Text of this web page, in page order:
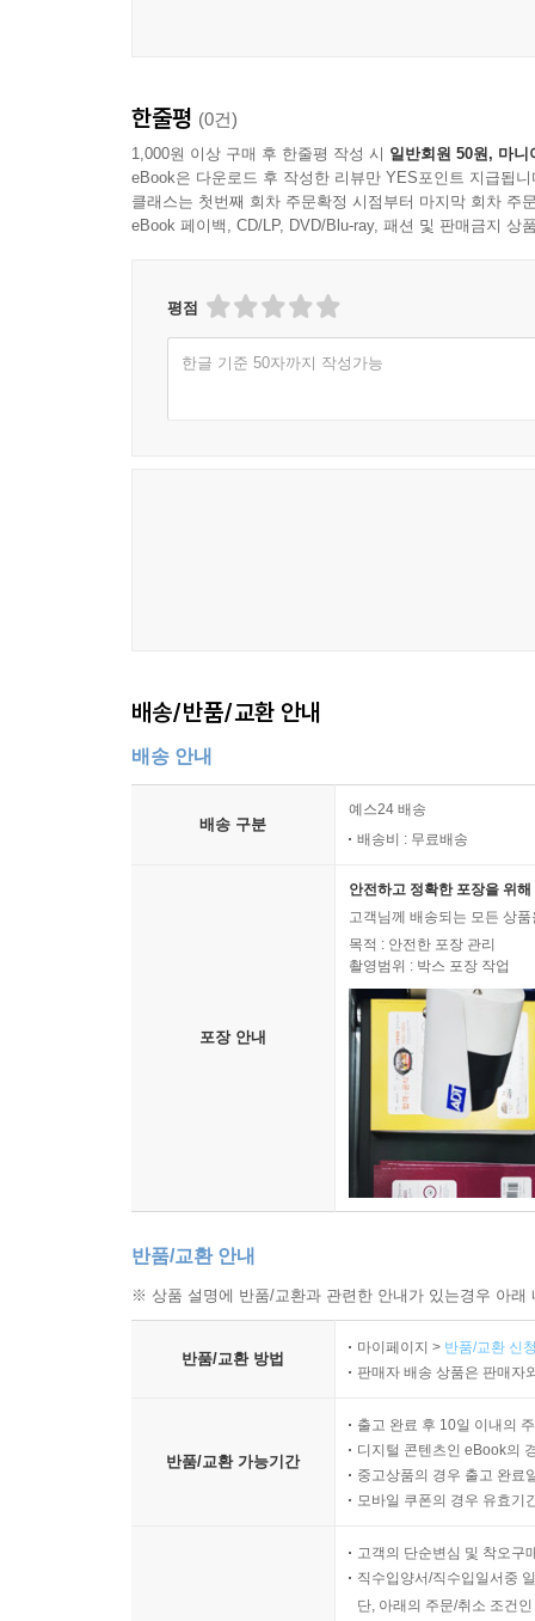
부타동 · 124
부리또 · 130
아란치니 · 134
세비체 · 137
수제 스팸 · 145
새우버거 · 151
빠에야 · 157
홍삼 영양밥 · 178
참치 마요 주먹밥 · 183
두릅 초밥, 새우장 초밥 · 186
날치 알밥 · 190
꼬막 비빔밥 · 193
오리불고기 덮밥과 잡채밥 · 205
Ⅶ 전채요리, 후식
밤 찹쌀 푸딩 · 232
왕토란 · 244
한줄평 (0건)
1,000원 이상 구매 후 한줄평 작성 시 일반회원 50원, 마니
eBook은 다운로드 후 작성한 리뷰만 YES포인트 지급됩니
클래스는 첫번째 회차 주문확정 시점부터 마지막 회차 주
eBook 페이백, CD/LP, DVD/Blu-ray, 패션 및 판매금지 상
평점
한글 기준 50자까지 작성가능
배송/반품/교환 안내
배송 안내
배송 구분
예스24 배송
배송비 : 무료배송
포장 안내
안전하고 정확한 포장을 위
고객님께 배송되는 모든 상
목적 : 안전한 포장 관리
촬영범위 : 박스 포장 작업
반품/교환 안내
※ 상품 설명에 반품/교환과 관련한 안내가 있는경우 아
반품/교환 방법
마이페이지 > 반품/교환 신
판매자 배송 상품은 판매자
반품/교환 가능기간
출고 완료 후 10일 이내의
디지털 콘텐츠인 eBook의
중고상품의 경우 출고 완료
모바일 쿠폰의 경우 유효기
고객의 단순변심 및 착오구
직수입양서/직수입일서중
단, 아래의 주문/취소 조건